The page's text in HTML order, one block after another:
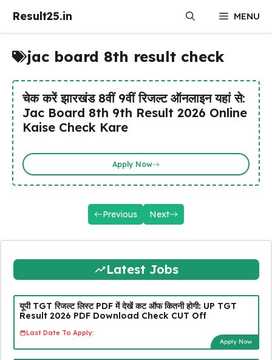
Result25.in MENU
jac board 8th result check
चेक करें झारखंड 8वीं 9वीं रिजल्ट ऑनलाइन यहां से:
Jac Board 8th 9th Result 2026 Online
Kaise Check Kare
Apply Now
Previous Next
Latest Jobs
यूपी TGT रिजल्ट लिस्ट PDF में देखें कट ऑफ कितनी होगी: UP TGT
Result 2026 PDF Download Check CUT Off
Last Date To Apply:
Apply Now